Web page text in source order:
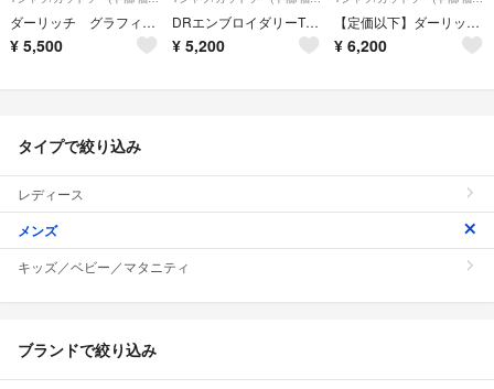
ダーリッチ グラフィックパールTシャツ
¥ 5,500
DRエンブロイダリーTシャツ ダーリッチ
¥ 5,200
【定価以下】ダーリッチ ピグメントドルマンビッグTシャツ
¥ 6,200
タイプで絞り込み
レディース
メンズ
キッズ／ベビー／マタニティ
ブランドで絞り込み